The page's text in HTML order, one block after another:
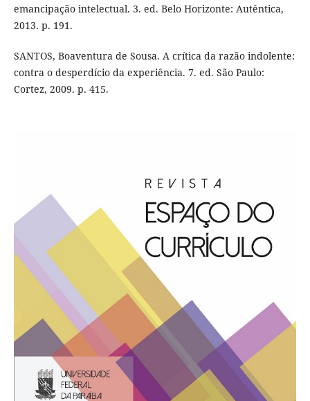
emancipação intelectual. 3. ed. Belo Horizonte: Autêntica,
2013. p. 191.
SANTOS, Boaventura de Sousa. A crítica da razão indolente:
contra o desperdício da experiência. 7. ed. São Paulo:
Cortez, 2009. p. 415.